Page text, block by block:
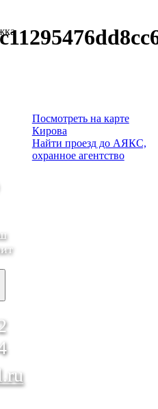
Посмотреть на карте
Кирова
Найти проезд до АЯКС,
охранное агентство